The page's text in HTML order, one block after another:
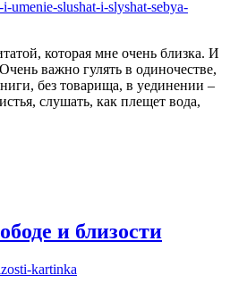
которая мне очень близка. И
важно гулять в одиночестве,
без товарища, в уединении –
слушать, как плещет вода,
и близости